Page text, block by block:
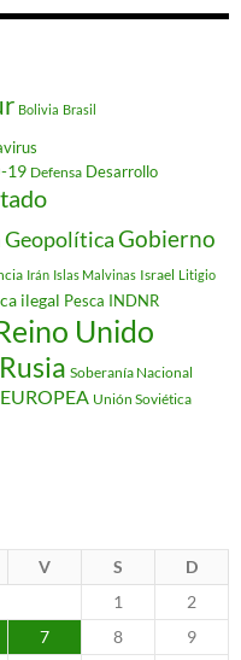
Bolivia Brasil
19 Defensa Desarrollo
GeopolíticaGobierno
Irán Islas Malvinas Israel Litigio
ilegal Pesca INDNR
Unido
Rusia Soberanía Nacional
Unión Soviética
V S
D
1
2
7 8
9